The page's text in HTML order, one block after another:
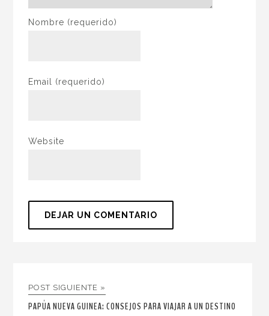
Nombre (requerido)
Email (requerido)
Website
POST SIGUIENTE »
PAPÚA NUEVA GUINEA: CONSEJOS PARA VIAJAR A UN DESTINO